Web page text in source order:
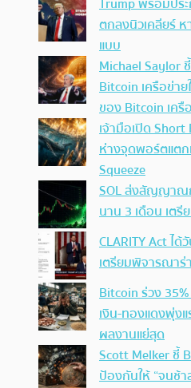
ตกลงนิวเคลียร์
แบบ
Michael Saylor
Bitcoin เครือข่า
ของ Bitcoin เค
เจ้ามือเปิด
ห่างจุดพอร์ตแต
Squeeze
SOL ส่งสัญญาณ
นาน 3 เดือน เต
CLARITY Act ไ
เตรียมพิจารณา
Bitcoin ร่วง
เงิน-ทองแดงพุ่ง
ผลงานแย่สุด
Scott Melker ชี้
ป้องกันให้ “จนช้า